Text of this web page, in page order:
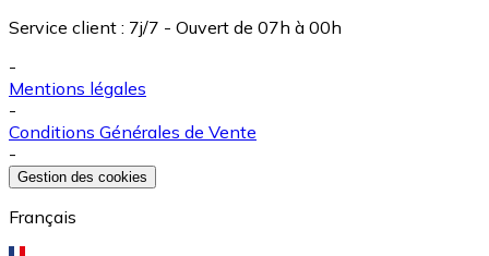
Service client : 7j/7 - Ouvert de 07h à 00h
-
Mentions légales
-
Conditions Générales de Vente
-
Gestion des cookies
Français